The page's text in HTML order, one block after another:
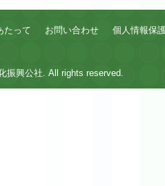
たって お問い合わせ 個人情報保
振興公社. All rights reserved.